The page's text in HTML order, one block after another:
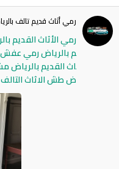
رمي أثاث قديم تالف
م بالرياض رمي عفش
اث القديم بالرياض
ض طش الاثاث التالف